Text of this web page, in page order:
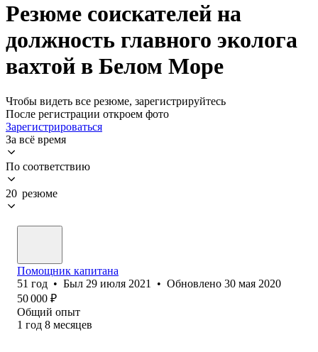
Резюме соискателей на
должность главного эколога
вахтой в Белом Море
Чтобы видеть все резюме, зарегистрируйтесь
После регистрации откроем фото
Зарегистрироваться
За всё время
По соответствию
20 резюме
Помощник капитана
51 год • Был 29 июля 2021 • Обновлено 30 мая 2020
50 000 ₽
Общий опыт
1 год 8 месяцев